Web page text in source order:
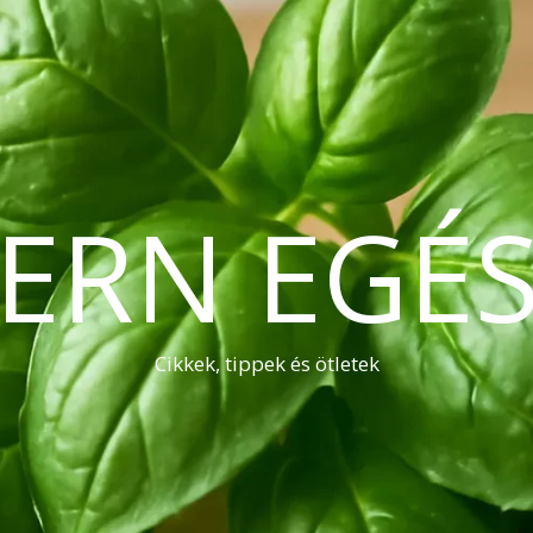
Cikkek, tippek és ötletek